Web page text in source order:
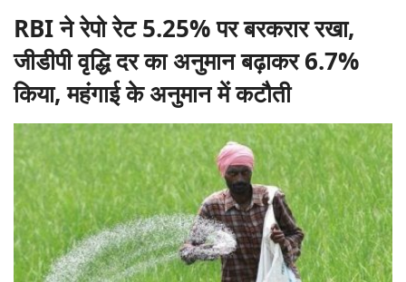
RBI ने रेपो रेट 5.25% पर बरकरार रखा,
जीडीपी वृद्धि दर का अनुमान बढ़ाकर 6.7%
किया, महंगाई के अनुमान में कटौती